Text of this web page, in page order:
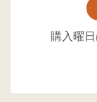
購入曜